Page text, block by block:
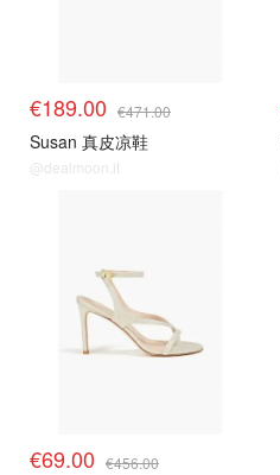
€189.00 €471.00
Susan 真皮凉鞋
@dealmoon.it
€69.00 €456.00